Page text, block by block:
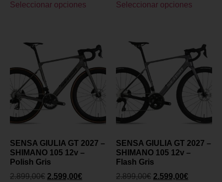
Seleccionar opciones Seleccionar opciones
SENSA GIULIA GT 2027 –
SHIMANO 105 12v –
Polish Gris
2.899,00€ 2.599,00€
SENSA GIULIA GT 2027 –
SHIMANO 105 12v –
Flash Gris
2.899,00€ 2.599,00€